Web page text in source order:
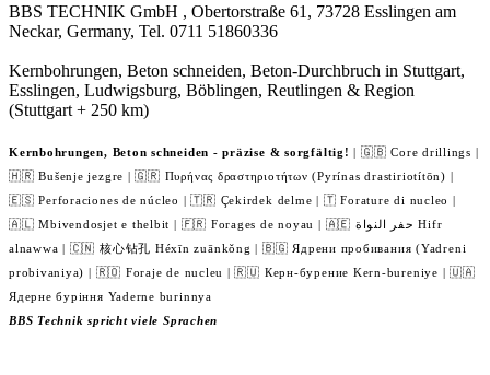
BBS TECHNIK GmbH , Obertorstraße 61, 73728 Esslingen am
Neckar, Germany, Tel. 0711 51860336
Kernbohrungen, Beton schneiden, Beton-Durchbruch in Stuttgart,
Esslingen, Ludwigsburg, Böblingen, Reutlingen & Region
(Stuttgart + 250 km)
Kernbohrungen, Beton schneiden - präzise & sorgfältig! | 🇬🇧 Core drillings |
🇭🇷 Bušenje jezgre | 🇬🇷 Πυρήνας δραστηριοτήτων (Pyrínas drastiriotítōn) |
🇪🇸 Perforaciones de núcleo | 🇹🇷 Çekirdek delme | 🇹 Forature di nucleo |
🇦🇱 Mbivendosjet e thelbit | 🇫🇷 Forages de noyau | 🇦🇪 حفر النواة Hifr
alnawwa | 🇨🇳 核心钻孔 Héxīn zuānkǒng | 🇧🇬 Ядрени пробивания (Yadreni
probivaniya) | 🇷🇴 Foraje de nucleu | 🇷🇺 Керн-бурение Kern-bureniye | 🇺🇦
Ядерне буріння Yaderne burinnya
BBS Technik spricht viele Sprachen